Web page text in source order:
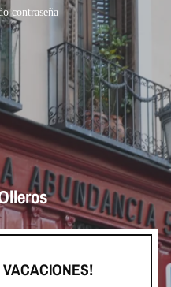
contraseña
VACACIONES!